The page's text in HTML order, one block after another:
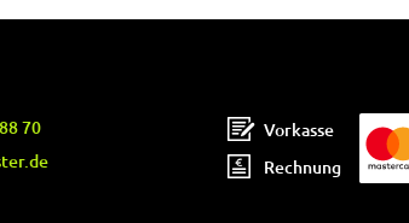
70
Vorkasse
Rechnung